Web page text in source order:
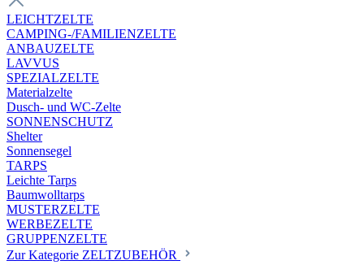
LEICHTZELTE
CAMPING-/FAMILIENZELTE
ANBAUZELTE
LAVVUS
SPEZIALZELTE
Materialzelte
Dusch- und WC-Zelte
SONNENSCHUTZ
Shelter
Sonnensegel
TARPS
Leichte Tarps
Baumwolltarps
MUSTERZELTE
WERBEZELTE
GRUPPENZELTE
Zur Kategorie ZELTZUBEHÖR